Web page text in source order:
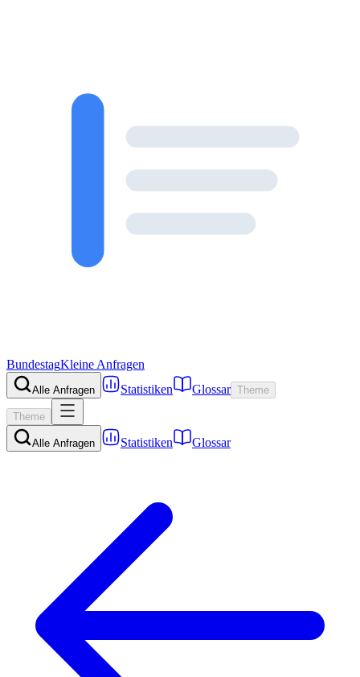
BundestagKleine Anfragen
Alle Anfragen Statistiken Glossar Theme
Theme
Alle Anfragen Statistiken Glossar